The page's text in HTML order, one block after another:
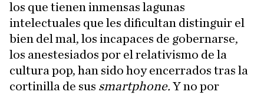
los que tienen inmensas lagunas
intelectuales que les dificultan distinguir el
bien del mal, los incapaces de gobernarse,
los anestesiados por el relativismo de la
cultura pop, han sido hoy encerrados tras la
cortinilla de sus smartphone. Y no por